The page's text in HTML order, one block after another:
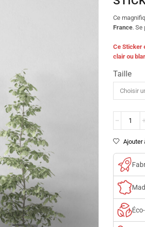
Ce
France.
Ce Sticker
clair ou
Taille
Ajouter